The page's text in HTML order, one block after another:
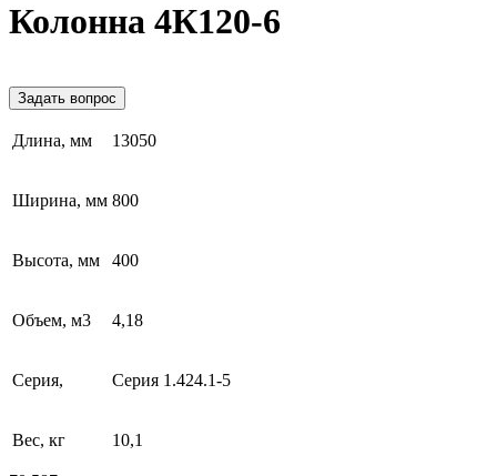
Колонна 4К120-6
Задать вопрос
Длина, мм 13050
Ширина, мм 800
Высота, мм 400
Объем, м3 4,18
Серия, Серия 1.424.1-5
Вес, кг 10,1